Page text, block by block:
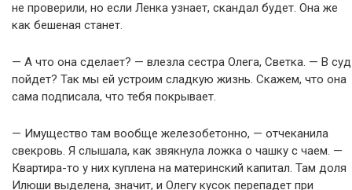
не проверили, но если Ленка узнает, скандал будет. Она же
как бешеная станет.
— А что она сделает? — влезла сестра Олега, Светка. — В суд
пойдет? Так мы ей устроим сладкую жизнь. Скажем, что она
сама подписала, что тебя покрывает.
— Имущество там вообще железобетонно, — отчеканила
свекровь. Я слышала, как звякнула ложка о чашку с чаем. —
Квартира-то у них куплена на материнский капитал. Там доля
Илюши выделена, значит, и Олегу кусок перепадет при